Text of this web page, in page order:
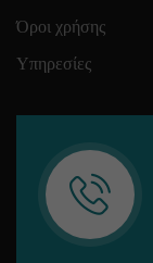
Όροι χρήσης
Υπηρεσίες